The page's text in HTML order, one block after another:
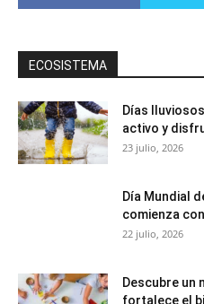
ECOSISTEMA
Días
activo y
23 julio, 2026
Día Mundial
comienza
22 julio, 2026
Descubre un
fortalece el